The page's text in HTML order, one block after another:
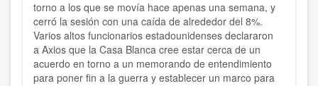
torno a los que se movía hace apenas una semana, y
cerró la sesión con una caída de alrededor del 8%.
Varios altos funcionarios estadounidenses declararon
a Axios que la Casa Blanca cree estar cerca de un
acuerdo en torno a un memorando de entendimiento
para poner fin a la guerra y establecer un marco para